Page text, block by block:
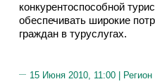
конкурентоспособной
обеспечивать широкие
граждан в туруслугах.
15 Июня 2010, 11:00 | Регион